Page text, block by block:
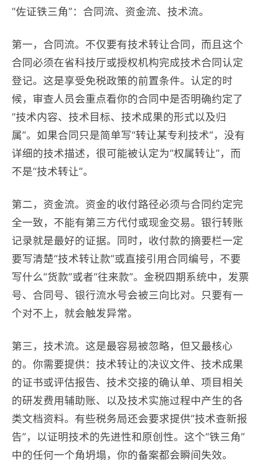
“佐证铁三角”：合同流、资金流、技术流。
第一，合同流。不仅要有技术转让合同，而且这个
合同必须在省科技厅或授权机构完成技术合同认定
登记。这是享受免税政策的前置条件。认定的时
候，审查人员会重点看你的合同中是否明确约定了
“技术内容、技术目标、技术成果的形式以及归
属”。如果合同只是简单写“转让某专利技术”，没有
详细的技术描述，很可能被认定为“权属转让”，而
不是“技术转让”。
第二，资金流。资金的收付路径必须与合同约定完
全一致，不能有第三方代付或现金交易。银行转账
记录就是最好的证据。同时，收付款的摘要栏一定
要写清楚“技术转让款”或直接引用合同编号，不要
写什么“货款”或者“往来款”。金税四期系统中，发票
号、合同号、银行流水号会被三向比对。只要有一
个对不上，就会触发异常。
第三，技术流。这是最容易被忽略，但又最核心
的。你需要提供：技术转让的决议文件、技术成果
的证书或评估报告、技术交接的确认单、项目相关
的研发费用辅助账、以及技术实施过程中产生的各
类文档资料。有些税务局还会要求提供“技术查新报
告”，以证明技术的先进性和原创性。这个“铁三角”
中的任何一个角坍塌，你的备案都会瞬间失效。